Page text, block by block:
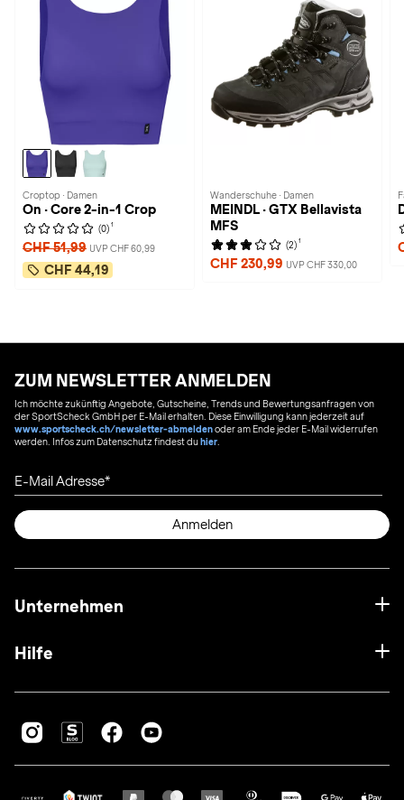
Croptop · Damen
On · Core 2-in-1 Crop
(0) 1
CHF 51,99 UVP CHF 60,99
CHF 44,19
Wanderschuhe · Damen
MEINDL · GTX Bellavista
MFS
(2) 1
CHF 230,99 UVP CHF 330,00
ZUM NEWSLETTER ANMELDEN
Ich möchte zukünftig Angebote, Gutscheine, Trends und Bewertungsanfragen von
der SportScheck GmbH per E-Mail erhalten. Diese Einwilligung kann jederzeit auf
www.sportscheck.ch/newsletter-abmeldenoder am Ende jeder E-Mail widerrufen
werden. Infos zum Datenschutz findest duhier
E-Mail Adresse
Anmelden
Unternehmen
Hilfe